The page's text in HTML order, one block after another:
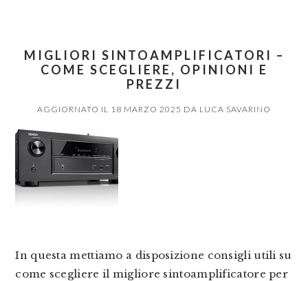
MIGLIORI SINTOAMPLIFICATORI –
COME SCEGLIERE, OPINIONI E
PREZZI
AGGIORNATO IL 18 MARZO 2025 DA LUCA SAVARINO
In questa mettiamo a disposizione consigli utili su
come scegliere il migliore sintoamplificatore per